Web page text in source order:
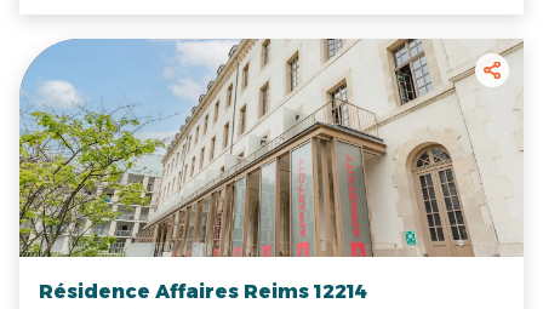
Résidence Affaires Reims 12214